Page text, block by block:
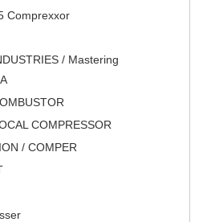
Comprexxor
/ Mastering
COMPRESSOR
/ COMPER